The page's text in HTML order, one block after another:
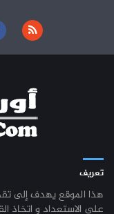
تعريف
هذا الموقع يهدف إلى
على الاستعداد و اتخاذ